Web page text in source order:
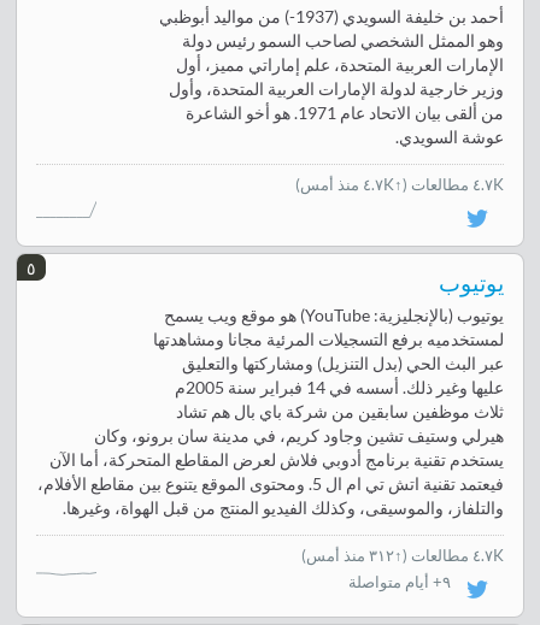
أحمد بن خليفة السويدي (1937-) من مواليد أبوظبي
وهو الممثل الشخصي لصاحب السمو رئيس دولة
الإمارات العربية المتحدة، علم إماراتي مميز، أول
وزير خارجية لدولة الإمارات العربية المتحدة، وأول
من ألقى بيان الاتحاد عام 1971. هو أخو الشاعرة
عوشة السويدي.
٤.٧K مطالعات (↑٤.٧K منذ أمس)
٥
يوتيوب
يوتيوب (بالإنجليزية: YouTube) هو موقع ويب يسمح
لمستخدميه برفع التسجيلات المرئية مجانا ومشاهدتها
عبر البث الحي (بدل التنزيل) ومشاركتها والتعليق
عليها وغير ذلك. أسسه في 14 فبراير سنة 2005م
ثلاث موظفين سابقين من شركة باي بال هم تشاد
هيرلي وستيف تشين وجاود كريم، في مدينة سان برونو، وكان
يستخدم تقنية برنامج أدوبي فلاش لعرض المقاطع المتحركة، أما الآن
فيعتمد تقنية اتش تي ام ال 5. ومحتوى الموقع يتنوع بين مقاطع الأفلام،
والتلفاز، والموسيقى، وكذلك الفيديو المنتج من قبل الهواة، وغيرها.
٤.٧K مطالعات (↑٣١٢ منذ أمس
)
٩+ أيام متواصلة